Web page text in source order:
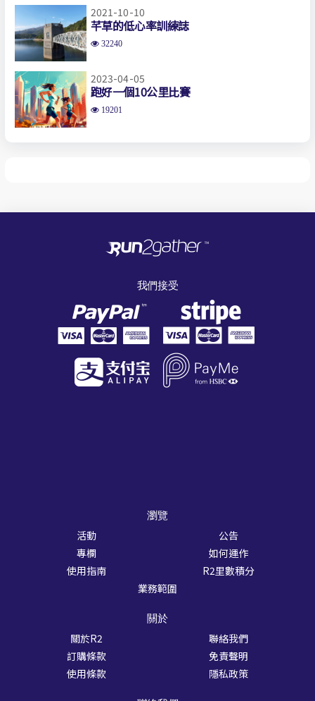
2021-10-10
芊草的低心率訓練誌
32240
2023-04-05
跑好一個10公里比賽
19201
我們接受
瀏覽
活動
公告
專欄
如何運作
使用指南
R2里數積分
業務範圍
關於
關於R2
聯絡我們
訂購條款
免責聲明
使用條款
隱私政策